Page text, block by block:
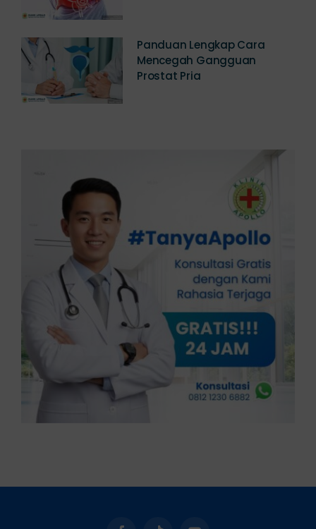
Panduan Lengkap Cara
Mencegah Gangguan
Prostat Pria